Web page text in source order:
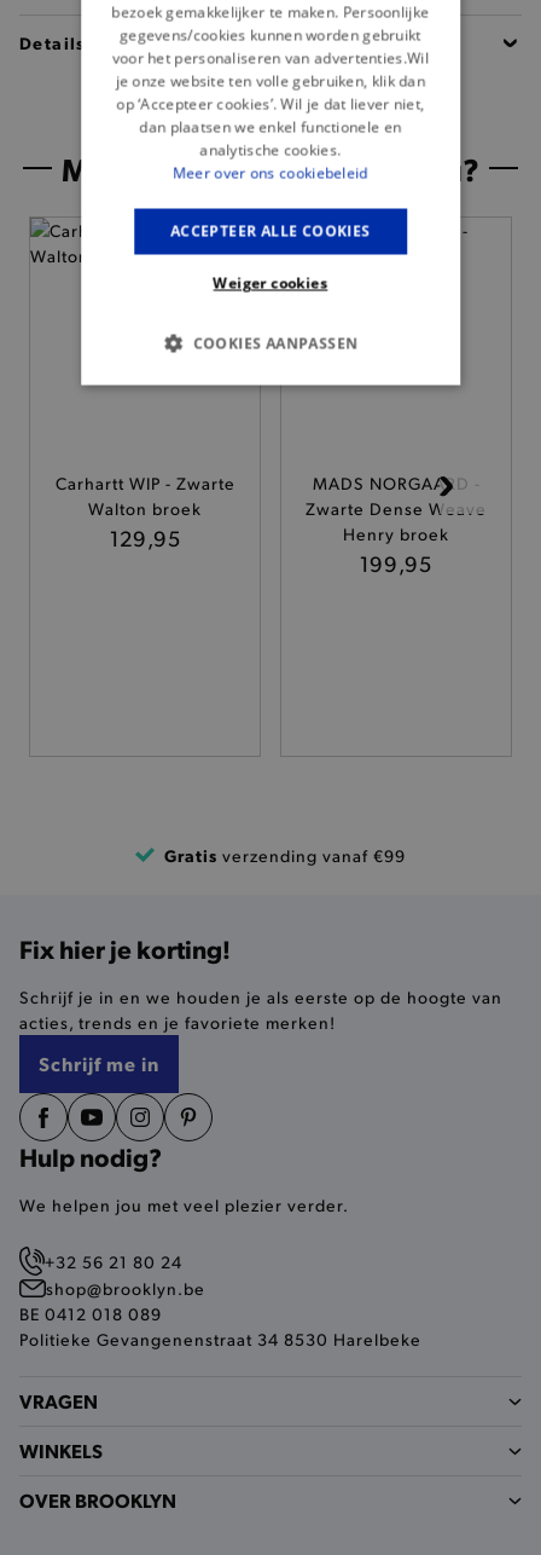
Details
Misschien is dit iets voor jou?
Carhartt WIP - Zwarte
Walton broek
129,95
MADS NORGAARD -
Zwarte Dense Weave
Henry broek
199,95
Gratis verzending vanaf €99
Fix hier je korting!
Schrijf je in en we houden je als eerste op de hoogte van
acties, trends en je favoriete merken!
Schrijf me in
Hulp nodig?
We helpen jou met veel plezier verder.
+32 56 21 80 24
shop@brooklyn.be
BE 0412 018 089
Politieke Gevangenenstraat 34 8530 Harelbeke
VRAGEN
WINKELS
OVER BROOKLYN
bezoek gemakkelijker te maken. Persoonlijke
gegevens/cookies kunnen worden gebruikt
voor het personaliseren van advertenties.Wil
je onze website ten volle gebruiken, klik dan
op ‘Accepteer cookies’. Wil je dat liever niet,
dan plaatsen we enkel functionele en
analytische cookies.
Meer over ons cookiebeleid
ACCEPTEER ALLE COOKIES
Weiger cookies
COOKIES AANPASSEN
BASIS COOKIES
TARGETING
De strikt noodzakelijke cookies verbeteren jouw
niet jouw identiteit.
selected-val